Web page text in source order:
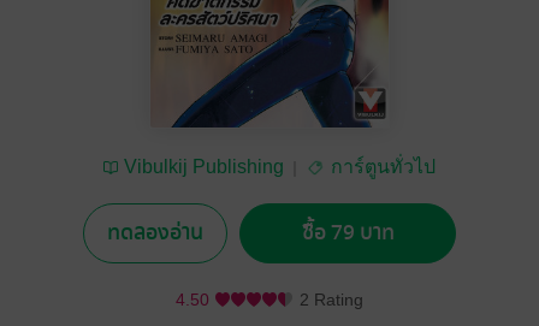
Vibulkij Publishing การ์ตูนทั่วไป
ทดลองอ่าน ซื้อ 79 บาท
4.50 2 Rating